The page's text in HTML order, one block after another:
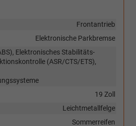
Frontantrieb
Elektronische Parkbremse
Elektronisches Stabilitäts-
(ASR/CTS/ETS),
19 Zoll
Leichtmetallfelge
Sommerreifen